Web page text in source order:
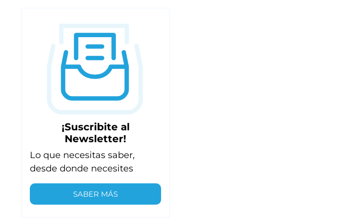
¡Suscribite al
Newsletter!
Lo que necesitas saber,
desde donde necesites
SABER MÁS